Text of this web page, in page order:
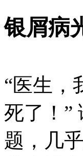
银屑病
“医生，
死了！”
题，几